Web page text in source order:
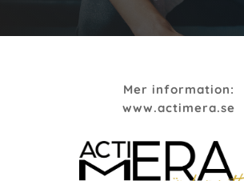
Mer information:
www.actimera.se